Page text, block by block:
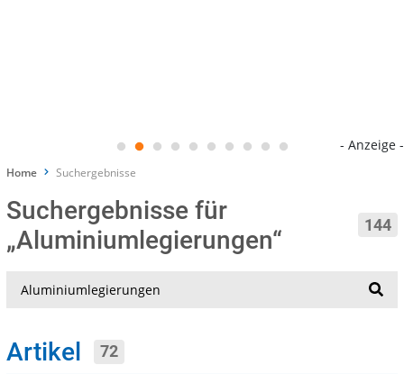
- Anzeige -
Home Suchergebnisse
Suchergebnisse für
„Aluminiumlegierungen“
144
Artikel 72